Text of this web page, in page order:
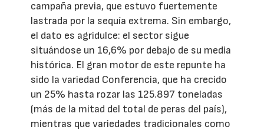
campaña previa, que estuvo fuertemente
lastrada por la sequía extrema. Sin embargo,
el dato es agridulce: el sector sigue
situándose un 16,6% por debajo de su media
histórica. El gran motor de este repunte ha
sido la variedad Conferencia, que ha crecido
un 25% hasta rozar las 125.897 toneladas
(más de la mitad del total de peras del país),
mientras que variedades tradicionales como